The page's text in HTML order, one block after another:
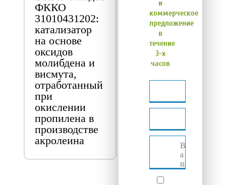
ФККО
31010431202:
катализатор
на основе
оксидов
молибдена и
висмута,
отработанный
при
окислении
пропилена в
производстве
акролеина
и
коммерческое
предложение
в
течение
3-х
часов